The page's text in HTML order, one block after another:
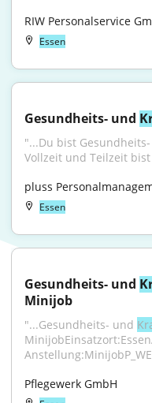
RIW Personalservice
Essen
Gesundheits- und
"...Du bist
Vollzeit und Teilzeit
pluss
Essen
Gesundheits- und
Minijob
"...Gesundheits- und
Pflegewerk GmbH